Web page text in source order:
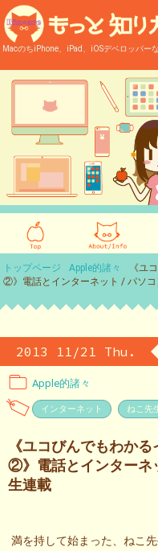
MacのちiPhone、iPad、iOSデベロッパー
トップページ Apple的諸々
《ユ
②》電話とインターネット / パソ
2013 11/21 Thu.
Apple的諸々
インターネット ねこ先
《ユコびんでもわか
②》電話とインターネ
生連載
満を持して始まった、ねこ